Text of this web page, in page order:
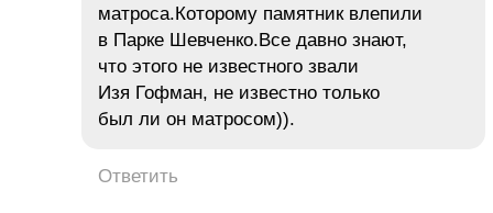
матроса.Которому памятник влепили
в Парке Шевченко.Все давно знают,
что этого не известного звали
Изя Гофман, не известно только
был ли он матросом)).
Ответить